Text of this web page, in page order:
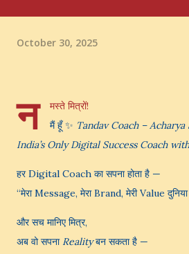
October 30, 2025
न
मस्ते मित्रों!
मैं हूँ ✨ Tandav Coach –
India’s Only Digital Success Coach
हर Digital Coach का सपना होता है —
“मेरा Message, मेरा Brand, मेरी Value
और सच मानिए मित्र,
अब वो सपना Realityबन सकता है —